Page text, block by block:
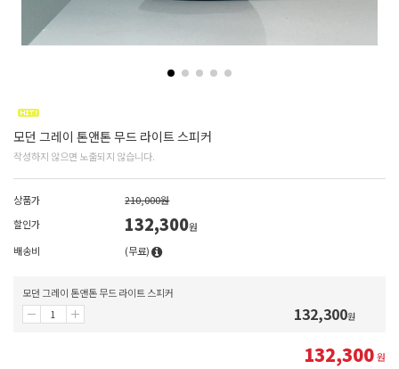
모던 그레이 톤앤톤 무드 라이트 스피커
작성하지 않으면 노출되지 않습니다.
상품가
210,000원
할인가
132,300원
배송비
(무료)
모던 그레이 톤앤톤 무드 라이트 스피커
132,300원
132,300원